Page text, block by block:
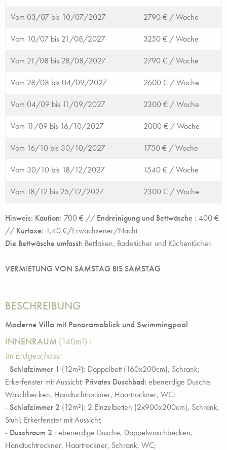
Vom 03/07 bis 10/07/2027 2790 € /Woche
Vom 10/07 bis 21/08/2027 3250 € /Woche
Vom 21/08 bis 28/08/2027 2790 € /Woche
Vom 28/08 bis 04/09/2027 2600 € /Woche
Vom 04/09 bis 11/09/2027 2300 € /Woche
Vom 11/09 bis 16/10/2027 2000 € /Woche
Vom 16/10 bis 30/10/2027 1750 € /Woche
Vom 30/10 bis 18/12/2027 1540 € /Woche
Vom 18/12 bis 25/12/2027 2300 € /Woche
Hinweis: Kaution: 700 € // Endreinigung und Bettwäsche : 400 €
// Kurtaxe: 1,40 €/Erwachsener/Nacht
Die Bettwäsche umfasst: Bettlaken, Badetücher und Küchentücher.
VERMIETUNG VON SAMSTAG BIS SAMSTAG
BESCHREIBUNG
Moderne Villa mit Panoramablick und Swimmingpool
INNENRAUM (140m²) :
Im Erdgeschoss:
-Schlafzimmer 1 (12m²): Doppelbett (160x200cm), Schrank;
Erkerfenster mit Aussicht; Privates Duschbad: ebenerdige Dusche,
Waschbecken, Handtuchtrockner, Haartrockner, WC;
-Schlafzimmer 2 (12m²): 2 Einzelbetten (2x900x200cm), Schrank,
Stuhl; Erkerfenster mit Aussicht;
- Duschraum 2 : ebenerdige Dusche, Doppelwaschbecken,
Handtuchtrockner, Haartrockner, Schrank, WC;